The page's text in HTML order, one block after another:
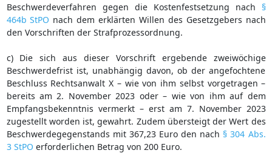
Beschwerdeverfahren gegen die Kostenfestsetzung nach §
464b StPO nach dem erklärten Willen des Gesetzgebers nach
den Vorschriften der Strafprozessordnung.
c) Die sich aus dieser Vorschrift ergebende zweiwöchige
Beschwerdefrist ist, unabhängig davon, ob der angefochtene
Beschluss Rechtsanwalt X – wie von ihm selbst vorgetragen –
bereits am 2. November 2023 oder – wie von ihm auf dem
Empfangsbekenntnis vermerkt – erst am 7. November 2023
zugestellt worden ist, gewahrt. Zudem übersteigt der Wert des
Beschwerdegegenstands mit 367,23 Euro den nach § 304 Abs.
3 StPO erforderlichen Betrag von 200 Euro.